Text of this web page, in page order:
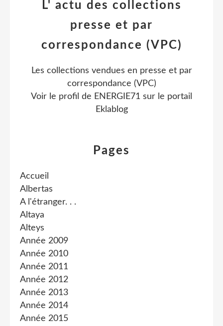
Pages
Accueil
Albertas
A l'étranger. . .
Altaya
Alteys
Année 2009
Année 2010
Année 2011
Année 2012
Année 2013
Année 2014
Année 2015
L' actu des collections
presse et par
correspondance (VPC)
Les collections vendues en presse et par
correspondance (VPC)
Voir le profil de ENERGIE71 sur le portail
Eklablog